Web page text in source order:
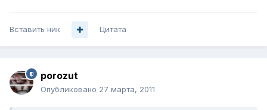
Вставить ник Цитата
porozut
Опубликовано 27 марта, 2011